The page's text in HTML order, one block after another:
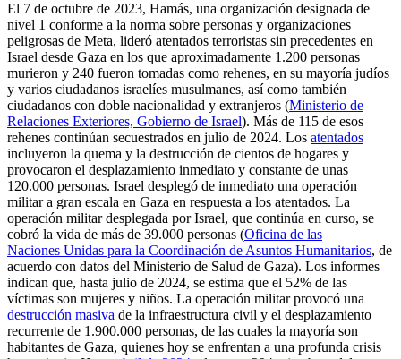
El 7 de octubre de 2023, Hamás, una organización designada de
nivel 1 conforme a la norma sobre personas y organizaciones
peligrosas de Meta, lideró atentados terroristas sin precedentes en
Israel desde Gaza en los que aproximadamente 1.200 personas
murieron y 240 fueron tomadas como rehenes, en su mayoría judíos
y varios ciudadanos israelíes musulmanes, así como también
ciudadanos con doble nacionalidad y extranjeros (Ministerio de
Relaciones Exteriores, Gobierno de Israel). Más de 115 de esos
rehenes continúan secuestrados en julio de 2024. Los atentados
incluyeron la quema y la destrucción de cientos de hogares y
provocaron el desplazamiento inmediato y constante de unas
120.000 personas. Israel desplegó de inmediato una operación
militar a gran escala en Gaza en respuesta a los atentados. La
operación militar desplegada por Israel, que continúa en curso, se
cobró la vida de más de 39.000 personas (Oficina de las
Naciones Unidas para la Coordinación de Asuntos Humanitarios, de
acuerdo con datos del Ministerio de Salud de Gaza). Los informes
indican que, hasta julio de 2024, se estima que el 52% de las
víctimas son mujeres y niños. La operación militar provocó una
destrucción masiva de la infraestructura civil y el desplazamiento
recurrente de 1.900.000 personas, de las cuales la mayoría son
habitantes de Gaza, quienes hoy se enfrentan a una profunda crisis